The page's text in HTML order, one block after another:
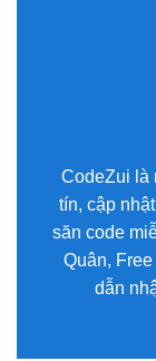
CodeZui là
tín, cập
săn code
Quân,
dẫn